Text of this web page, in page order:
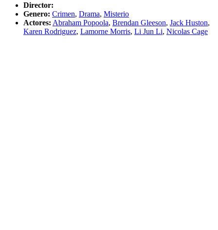
Director:
Genero: Crimen, Drama, Misterio
Actores: Abraham Popoola, Brendan Gleeson, Jack Huston,
Karen Rodriguez, Lamorne Morris, Li Jun Li, Nicolas Cage